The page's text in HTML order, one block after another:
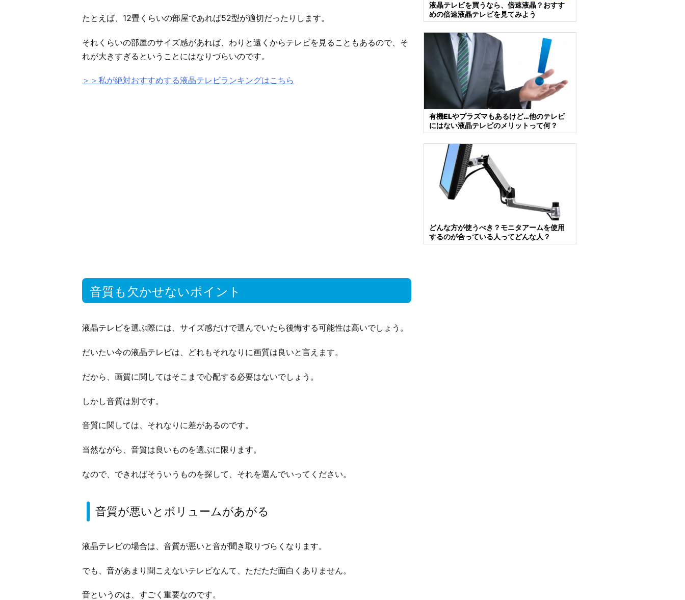
たとえば、12畳くらいの部屋であれば52型が適切だったりします。
それくらいの部屋のサイズ感があれば、わりと遠くからテレビを見ることもあるので、そ
れが大きすぎるということにはなりづらいのです。
＞＞私が絶対おすすめする液晶テレビランキングはこちら
音質も欠かせないポイント
液晶テレビを選ぶ際には、サイズ感だけで選んでいたら後悔する可能性は高いでしょう。
だいたい今の液晶テレビは、どれもそれなりに画質は良いと言えます。
だから、画質に関してはそこまで心配する必要はないでしょう。
しかし音質は別です。
音質に関しては、それなりに差があるのです。
当然ながら、音質は良いものを選ぶに限ります。
なので、できればそういうものを探して、それを選んでいってください。
音質が悪いとボリュームがあがる
液晶テレビの場合は、音質が悪いと音が聞き取りづらくなります。
でも、音があまり聞こえないテレビなんて、ただただ面白くありません。
音というのは、すごく重要なのです。
液晶テレビを買うなら、倍速液晶？おすす
めの倍速液晶テレビを見てみよう
有機ELやプラズマもあるけど…他のテレビ
にはない液晶テレビのメリットって何？
どんな方が使うべき？モニタアームを使用
するのが合っている人ってどんな人？